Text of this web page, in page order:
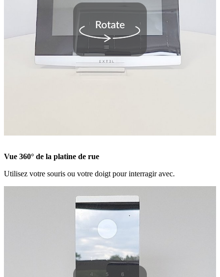
Vue 360° de la platine de rue
Utilisez votre souris ou votre doigt pour interragir avec.